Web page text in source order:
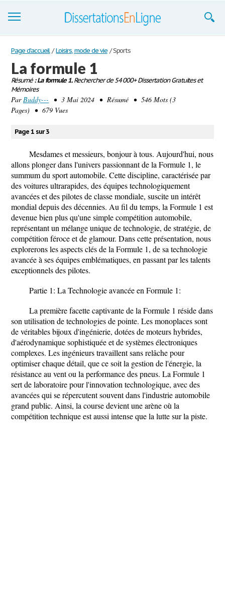
Dissertations
S'inscrire
Se connecter
Contactez-nous
Page d'accueil / Loisirs, mode de vie /Sports
La formule 1
Résumé: La formule 1.Rechercher de 54 000+ Dissertation Gratuites et
Mémoires
ParBuddy--- • 3 Mai 2024 • Résumé • 546 Mots (3
Pages) • 679 Vues
Page 1 sur 3
Mesdames et messieurs, bonjour à tous. Aujourd'hui, nous
allons plonger dans l'univers passionnant de la Formule 1, le
summum du sport automobile. Cette discipline, caractérisée par
des voitures ultrarapides, des équipes technologiquement
avancées et des pilotes de classe mondiale, suscite un intérêt
mondial depuis des décennies. Au fil du temps, la Formule 1 est
devenue bien plus qu'une simple compétition automobile,
représentant un mélange unique de technologie, de stratégie, de
compétition féroce et de glamour. Dans cette présentation, nous
explorerons les aspects clés de la Formule 1, de sa technologie
avancée à ses équipes emblématiques, en passant par les talents
exceptionnels des pilotes.
Partie 1: La Technologie avancée en Formule 1:
La première facette captivante de la Formule 1 réside dans
son utilisation de technologies de pointe. Les monoplaces sont
de véritables bijoux d'ingénierie, dotées de moteurs hybrides,
d'aérodynamique sophistiquée et de systèmes électroniques
complexes. Les ingénieurs travaillent sans relâche pour
optimiser chaque détail, que ce soit la gestion de l'énergie, la
résistance au vent ou la performance des pneus. La Formule 1
sert de laboratoire pour l'innovation technologique, avec des
avancées qui se répercutent souvent dans l'industrie automobile
grand public. Ainsi, la course devient une arène où la
compétition technique est aussi intense que la lutte sur la piste.